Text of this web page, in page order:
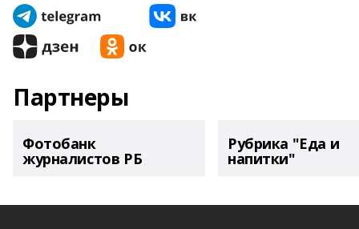
Партнеры
Фотобанк
журналистов РБ
Рубрика "Еда и
напитки"